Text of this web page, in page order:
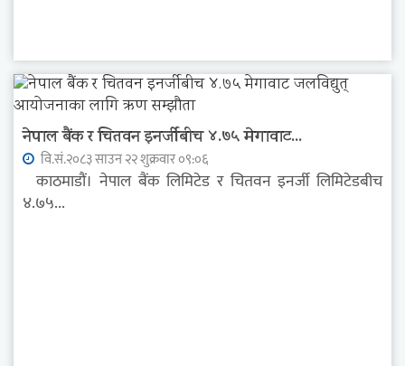
नेपाल बैंक र चितवन इनर्जीबीच ४.७५ मेगावाट...
वि.सं.२०८३ साउन २२ शुक्रवार ०९:०६
काठमाडौं। नेपाल बैंक लिमिटेड र चितवन इनर्जी लिमिटेडबीच
४.७५...